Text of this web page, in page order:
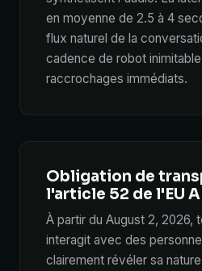
en moyenne de 2.5 à 4
flux naturel de la
cadence de robot
raccrochages immédiats.
Obligation de
l'article 52 de l'EU
À partir du August 2, 2026,
interagit avec des
clairement révéler sa